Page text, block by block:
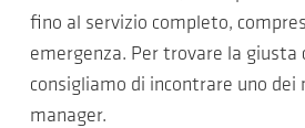
fino al servizio completo,
emergenza. Per trovare la giusta
consigliamo di incontrare uno dei
manager.